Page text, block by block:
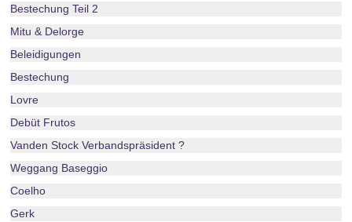
Bestechung Teil 2
Mitu & Delorge
Beleidigungen
Bestechung
Lovre
Debüt Frutos
Vanden Stock Verbandspräsident ?
Weggang Baseggio
Coelho
Gerk